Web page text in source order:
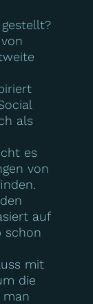
als
es
von
auf
schon
mit
die
man